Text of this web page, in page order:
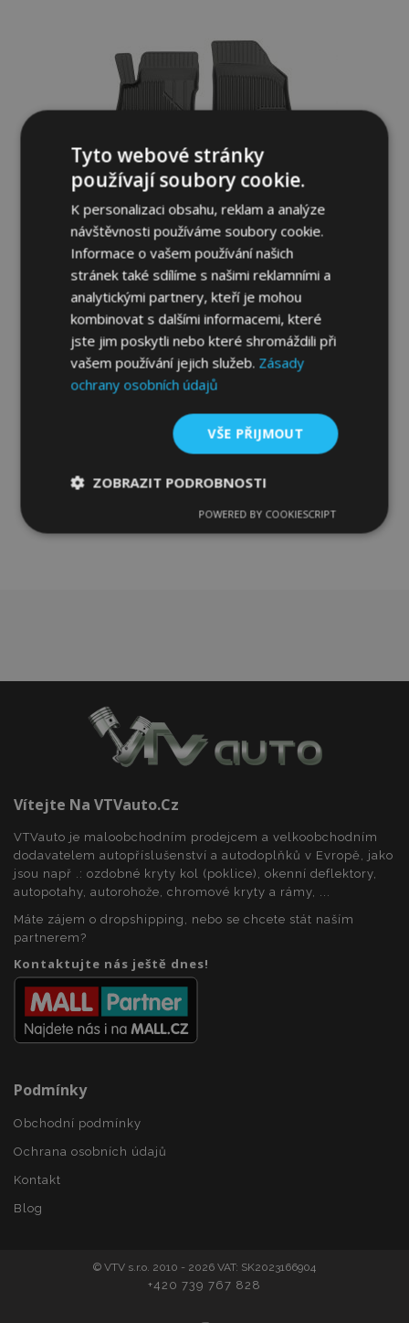
3D Gumové autokoberce No.77 pro
CHEVROLET TRAX 2012-2019 (4 ks)
1 179,00 Kč
Přidat
oblíbeným
Vítejte Na VTVauto.cz
VTVauto je maloobchodním prodejcem a velkoobchodním
dodavatelem autopříslušenství a autodoplňků v Evropě, jako
jsou např .: ozdobné kryty kol (poklice), okenní deflektory,
autopotahy, autorohože, chromové kryty a rámy, ...
Máte zájem o dropshipping, nebo se chcete stát naším
partnerem?
Kontaktujte nás ještě dnes!
Podmínky
Obchodní podmínky
Ochrana osobních údajů
Kontakt
Blog
© VTV s.r.o. 2010 - 2026 VAT: SK2023166904
+420 739 767 828
Tyto webové stránky
používají soubory cookie.
K personalizaci obsahu, reklam a analýze
návštěvnosti používáme soubory cookie.
Informace o vašem používání našich
stránek také sdílíme s našimi reklamními a
analytickými partnery, kteří je mohou
kombinovat s dalšími informacemi, které
jste jim poskytli nebo které shromáždili při
vašem používání jejich služeb. Zásady
ochrany osobních údajů
VŠE PŘIJMOUT
ZOBRAZIT PODROBNOSTI
nutné
Výkonové
soubory
Soubory
cílení
Nezbytně nutné soubory
Výkonové soubory
Nezbytně nutné soubory cookie umožňují základní
uživatele a správa účtu. Webové stránky nelze bez
nezbytně nutných souborů cookie správně
používat.
Poskytovatel
mage-messages
POWERED BY COOKIESCRIPT